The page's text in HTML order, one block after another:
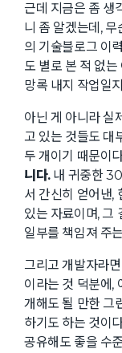
근데 지금은 좀 생
니 좀 알겠는데,
의 기술블로그 이
도 별로 본 적 없는
망록 내지 작업일
아닌 게 아니라 실
고 있는 것들도 대
두 개이기 때문이
니다.내 귀중한 30
서 간신히 얻어낸,
있는 자료이며, 그
일부를 책임져 주
그리고 개발자라
이라는 것 덕분에,
개해도 될 만한 그
하기도 하는 것이
공유해도 좋을 수